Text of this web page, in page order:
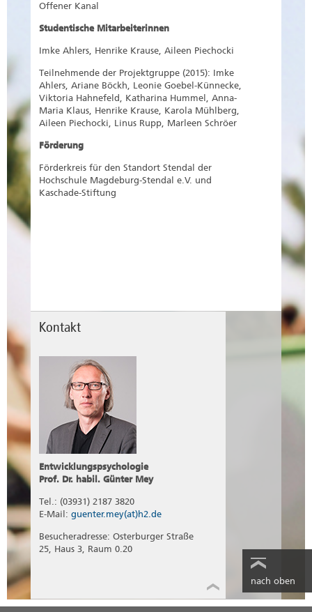
Offener Kanal
Studentische Mitarbeiterinnen
Imke Ahlers, Henrike Krause, Aileen Piechocki
Teilnehmende der Projektgruppe (2015): Imke
Ahlers, Ariane Böckh, Leonie Goebel-Künnecke,
Viktoria Hahnefeld, Katharina Hummel, Anna-
Maria Klaus, Henrike Krause, Karola Mühlberg,
Aileen Piechocki, Linus Rupp, Marleen Schröer
Förderung
Förderkreis für den Standort Stendal der
Hochschule Magdeburg-Stendal e.V. und
Kaschade-Stiftung
Kontakt
Entwicklungspsychologie
Prof. Dr. habil. Günter Mey
Tel.: (03931) 2187 3820
E-Mail: guenter.mey(at)h2.de
Besucheradresse: Osterburger Straße
25, Haus 3, Raum 0.20
nach oben